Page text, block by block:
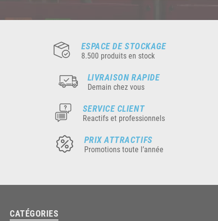
ESPACE DE STOCKAGE
8.500 produits en stock
LIVRAISON RAPIDE
Demain chez vous
SERVICE CLIENT
Reactifs et professionnels
PRIX ATTRACTIFS
Promotions toute l’année
CATÉGORIES